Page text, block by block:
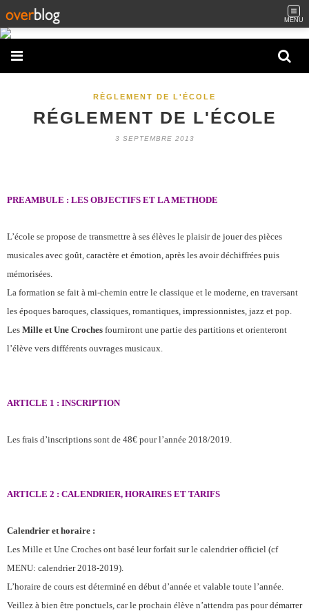
MENU
RÈGLEMENT DE L'ÉCOLE
RÉGLEMENT DE L'ÉCOLE
3 SEPTEMBRE 2013
PREAMBULE : LES OBJECTIFS ET LA METHODE
L’école se propose de transmettre à ses élèves le plaisir de jouer des pièces
musicales avec goût, caractère et émotion, après les avoir déchiffrées puis
mémorisées.
La formation se fait à mi-chemin entre le classique et le moderne, en traversant
les époques baroques, classiques, romantiques, impressionnistes, jazz et pop.
Les Mille et Une Croches fourniront une partie des partitions et orienteront
l’élève vers différents ouvrages musicaux.
ARTICLE 1 : INSCRIPTION
Les frais d’inscriptions sont de 48€ pour l’année 2018/2019.
ARTICLE 2 : CALENDRIER, HORAIRES ET TARIFS
Calendrier et horaire :
Les Mille et Une Croches ont basé leur forfait sur le calendrier officiel (cf
MENU: calendrier 2018-2019).
L’horaire de cours est déterminé en début d’année et valable toute l’année.
Veillez à bien être ponctuels, car le prochain élève n’attendra pas pour démarrer